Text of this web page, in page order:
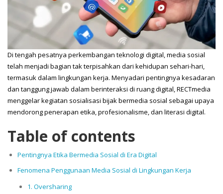
Di tengah pesatnya perkembangan teknologi digital, media sosial
telah menjadi bagian tak terpisahkan dari kehidupan sehari-hari,
termasuk dalam lingkungan kerja. Menyadari pentingnya kesadaran
dan tanggung jawab dalam berinteraksi di ruang digital, RECTmedia
menggelar kegiatan sosialisasi bijak bermedia sosial sebagai upaya
mendorong penerapan etika, profesionalisme, dan literasi digital.
Table of contents
Pentingnya Etika Bermedia Sosial di Era Digital
Fenomena Penggunaan Media Sosial di Lingkungan Kerja
1. Oversharing